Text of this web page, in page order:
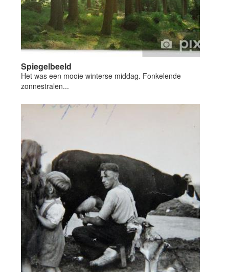
Spiegelbeeld
Het was een mooie winterse middag. Fonkelende
zonnestralen...